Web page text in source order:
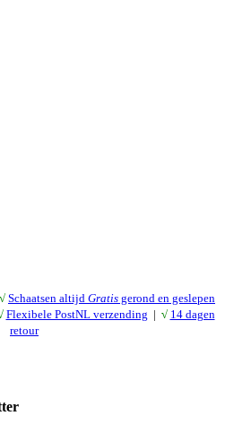
√ Schaatsen altijd Gratis gerond en geslepen
Flexibele PostNL verzending | √ 14 dagen
retour